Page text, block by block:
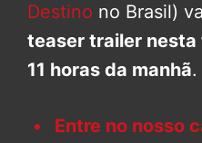
Destino no Brasil)
teaser trailer
11 horas da manhã.
Entre no nosso